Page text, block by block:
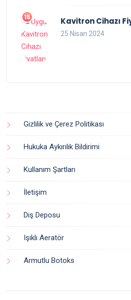
Kavitron Cihazı
25 Nisan 2024
Gizlilik ve Çerez Politikası
Hukuka Aykırılık Bildirimi
Kullanım Şartları
İletişim
Diş Deposu
Işıklı Aeratör
Armutlu Botoks